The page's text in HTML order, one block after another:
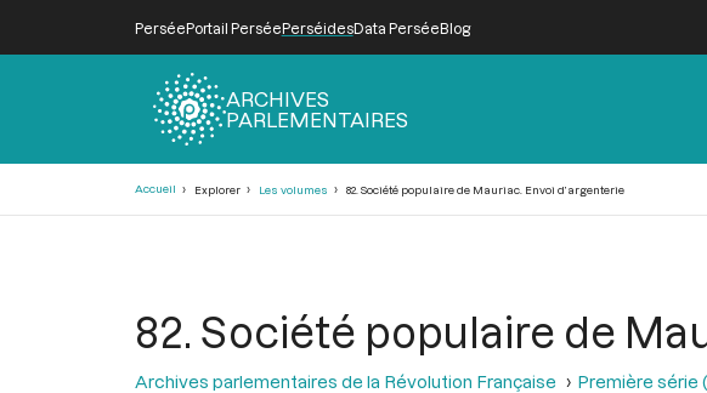
PerséePortail PerséePerséidesData PerséeBlog
ARCHIVES
PARLEMENTAIRES
Accueil Explorer Les volumes 82. Société populaire de Mauriac. Envoi d’argenterie
82. Société populaire de
Archives parlementaires de la Révolution Française Première série